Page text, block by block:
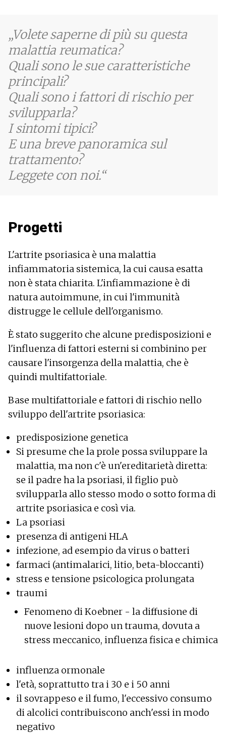
Volete saperne di più su questa
malattia reumatica?
Quali sono le sue caratteristiche
principali?
Quali sono i fattori di rischio per
svilupparla?
I sintomi tipici?
E una breve panoramica sul
trattamento?
Leggete con noi.
Progetti
L'artrite psoriasica è una malattia
infiammatoria sistemica, la cui causa esatta
non è stata chiarita. L'infiammazione è di
natura autoimmune, in cui l'immunità
distrugge le cellule dell'organismo.
È stato suggerito che alcune predisposizioni e
l'influenza di fattori esterni si combinino per
causare l'insorgenza della malattia, che è
quindi multifattoriale.
Base multifattoriale e fattori di rischio nello
sviluppo dell'artrite psoriasica:
predisposizione genetica
Si presume che la prole possa sviluppare la
malattia, ma non c'è un'ereditarietà diretta:
se il padre ha la psoriasi, il figlio può
svilupparla allo stesso modo o sotto forma di
artrite psoriasica e così via.
La psoriasi
presenza di antigeni HLA
infezione, ad esempio da virus o batteri
farmaci (antimalarici, litio, beta-bloccanti)
stress e tensione psicologica prolungata
traumi
Fenomeno di Koebner - la diffusione di
nuove lesioni dopo un trauma, dovuta a
stress meccanico, influenza fisica e chimica
influenza ormonale
l'età, soprattutto tra i 30 e i 50 anni
il sovrappeso e il fumo, l'eccessivo consumo
di alcolici contribuiscono anch'essi in modo
negativo